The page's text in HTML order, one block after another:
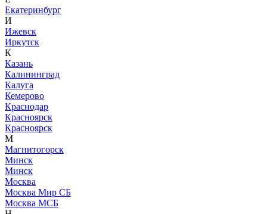
Екатеринбург
И
Ижевск
Иркутск
К
Казань
Калининград
Калуга
Кемерово
Краснодар
Красноярск
Красноярск
М
Магнитогорск
Минск
Минск
Москва
Москва Мир СБ
Москва МСБ